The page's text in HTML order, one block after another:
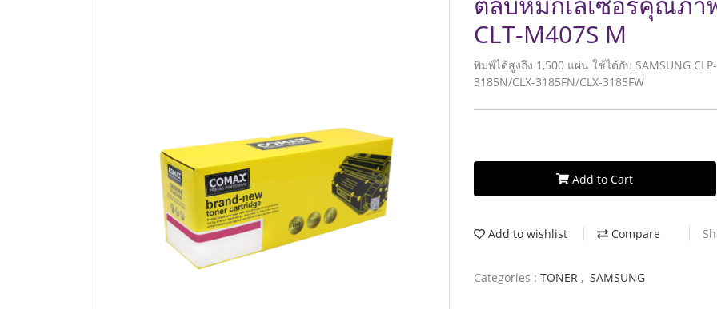
CLT-M407S M
พิมพ์ได้สูงถึง 1,500 แผ่น ใช้ได้กับ SAMSUNG
3185N/CLX-3185FN/CLX-3185FW
Add to Cart
Add to wishlist Compare
Categories : TONER , SAMSUNG